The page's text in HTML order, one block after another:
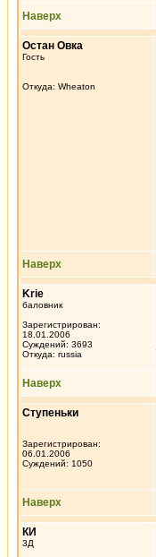
Наверх
Остан Овка
Гость
Откуда: Wheaton
Наверх
Krie
баловник
Зарегистрирован:
18.01.2006
Суждений: 3693
Откуда: russia
Наверх
Ступеньки
Зарегистрирован:
06.01.2006
Суждений: 1050
Наверх
КИ
3Д